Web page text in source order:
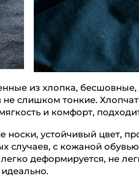
из хлопка,
слишком тонкие.
и комфорт,
устойчивый цвет,
случаев, с кожаной
деформируется, не